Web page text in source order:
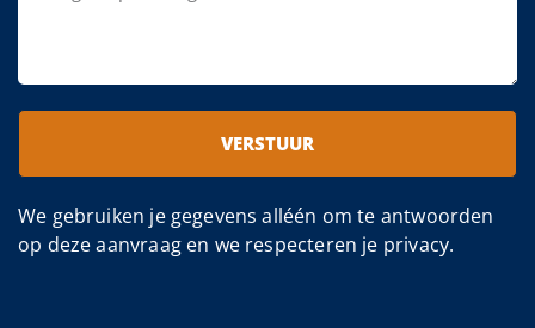
VERSTUUR
We gebruiken je gegevens alléén om te antwoorden
op deze aanvraag en we respecteren je privacy.